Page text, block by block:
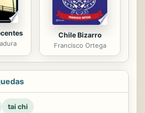
Chile Bizarro
Francisco Ortega
tai chi